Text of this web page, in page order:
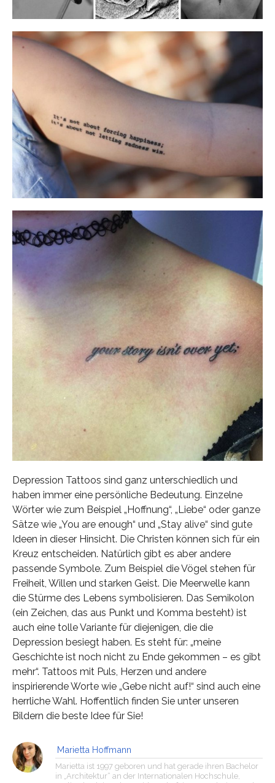
Depression Tattoos sind ganz unterschiedlich und
haben immer eine persönliche Bedeutung. Einzelne
Wörter wie zum Beispiel „Hoffnung“, „Liebe“ oder ganze
Sätze wie „You are enough“ und „Stay alive“ sind gute
Ideen in dieser Hinsicht. Die Christen können sich für ein
Kreuz entscheiden. Natürlich gibt es aber andere
passende Symbole. Zum Beispiel die Vögel stehen für
Freiheit, Willen und starken Geist. Die Meerwelle kann
die Stürme des Lebens symbolisieren. Das Semikolon
(ein Zeichen, das aus Punkt und Komma besteht) ist
auch eine tolle Variante für diejenigen, die die
Depression besiegt haben. Es steht für: „meine
Geschichte ist noch nicht zu Ende gekommen – es gibt
mehr“. Tattoos mit Puls, Herzen und andere
inspirierende Worte wie „Gebe nicht auf!“ sind auch eine
herrliche Wahl. Hoffentlich finden Sie unter unseren
Bildern die beste Idee für Sie!
Marietta Hoffmann
Marietta ist 1997 geboren und hat gerade ihren Bachelor
in „Architektur“ an der Internationalen Hochschule,